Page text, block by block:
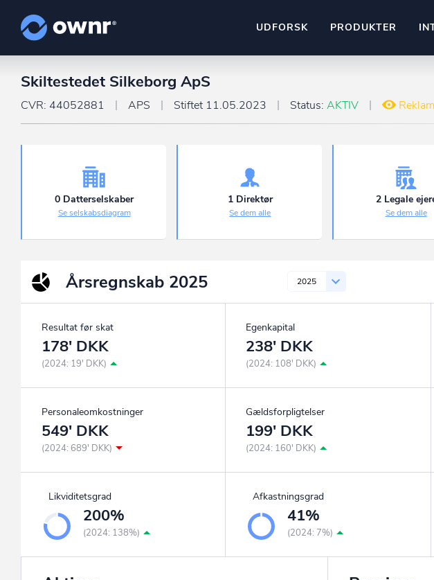
UDFORSK PRODUKTER
Hold dig opdateret og compliant
ownr Pipeline
Identificer salgsklare kundeemner
Kun fantasien sætter grænsen
Ownr ajour goes supersonic
Skiltestedet Silkeborg ApS
CVR: 44052881 APS Stiftet 11.05.2023 Status: AKTIV
0 Datterselskaber
Se selskabsdiagram
1 Direktør
Se dem alle
2 Legale
Se dem alle
Årsregnskab 2025 2025
Resultat før skat
178' DKK
(2024: 19' DKK)
Egenkapital
238' DKK
(2024: 108' DKK)
Personaleomkostninger
549' DKK
(2024: 689' DKK)
Gældsforpligtelser
199' DKK
(2024: 160' DKK)
Likviditetsgrad
200%
(2024: 138%)
Afkastningsgrad
41%
(2024: 7%)